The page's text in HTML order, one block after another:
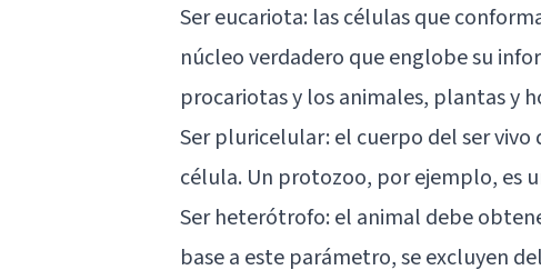
Ser eucariota: las células que
núcleo verdadero que englobe su
procariotas y los animales, plantas y
Ser pluricelular: el cuerpo del ser
célula. Un protozoo, por ejemplo, es
Ser heterótrofo: el animal debe
base a este parámetro, se excluyen